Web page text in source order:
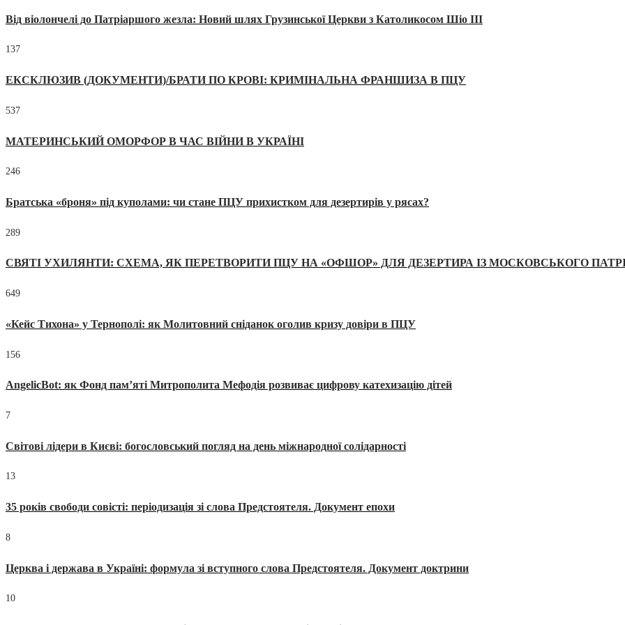
Від віолончелі до Патріаршого жезла: Новий шлях Грузинської Церкви з Католикосом Шіо III
137
ЕКСКЛЮЗИВ (ДОКУМЕНТИ)/БРАТИ ПО КРОВІ: КРИМІНАЛЬНА ФРАНШИЗА В ПЦУ
537
МАТЕРИНСЬКИЙ ОМОРФОР В ЧАС ВІЙНИ В УКРАЇНІ
246
Братська «броня» під куполами: чи стане ПЦУ прихистком для дезертирів у рясах?
289
СВЯТІ УХИЛЯНТИ: СХЕМА, ЯК ПЕРЕТВОРИТИ ПЦУ НА «ОФШОР» ДЛЯ ДЕЗЕРТИРА ІЗ МОСКОВСЬКОГО
649
«Кейс Тихона» у Тернополі: як Молитовний сніданок оголив кризу довіри в ПЦУ
156
AngelicBot: як Фонд пам’яті Митрополита Мефодія розвиває цифрову катехизацію дітей
7
Світові лідери в Києві: богословський погляд на день міжнародної солідарності
13
35 років свободи совісті: періодизація зі слова Предстоятеля. Документ епохи
8
Церква і держава в Україні: формула зі вступного слова Предстоятеля. Документ доктрини
10